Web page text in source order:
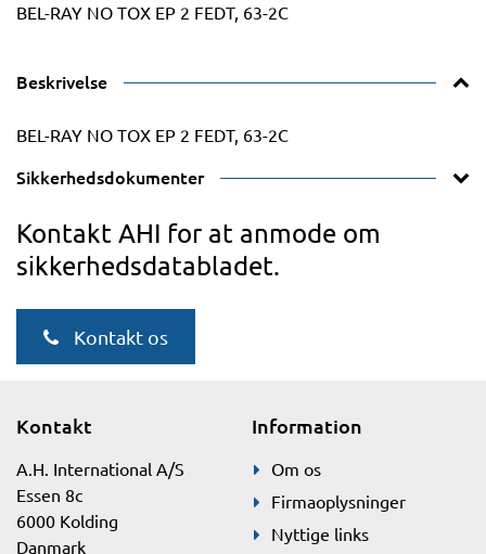
BEL-RAY NO TOX EP 2 FEDT, 63-2C
Beskrivelse
BEL-RAY NO TOX EP 2 FEDT, 63-2C
Sikkerhedsdokumenter
Kontakt AHI for at anmode om
sikkerhedsdatabladet.
Kontakt os
Kontakt
A.H. International A/S
Essen 8c
6000 Kolding
Danmark
Information
Om os
Firmaoplysninger
Nyttige links